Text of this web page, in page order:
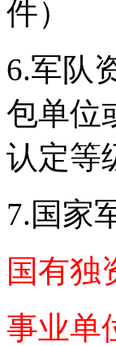
件）
6.军队
包单位
认定等
7.国家
国有独
事业单